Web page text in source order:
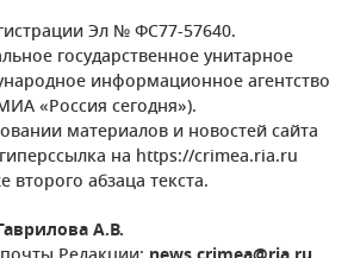
Эл № ФС77-57640.
государственное унитарное
информационное агентство
«Россия сегодня»).
материалов и новостей сайта
на https://crimea.ria.ru
второго абзаца текста.
А.В.